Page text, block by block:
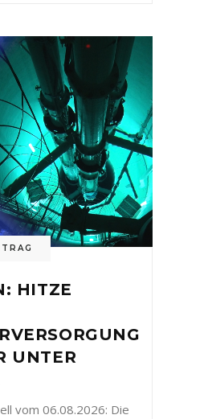
HITZE
UNTER
vom 06.08.2026: Die